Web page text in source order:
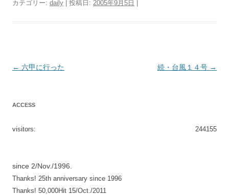
カテゴリー: daily | 投稿日: 2005年9月5日 |
投
ョ
ン
← 六甲に行った 続・台風１４号 →
ACCESS
244155
visitors:
since 2/Nov./1996.
Thanks! 25th anniversary since 1996
Thanks! 50,000Hit 15/Oct./2011